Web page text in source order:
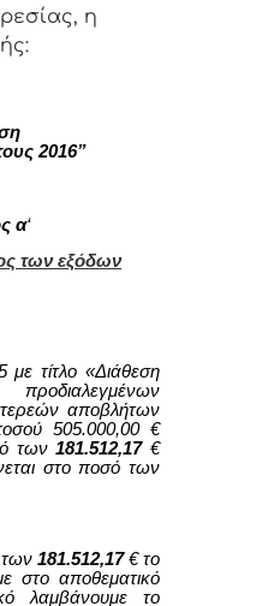
η
2016”
α‘
των εξόδων
τίτλο «Διάθεση
αποβλήτων
505.000,00 €
των181.512,17€
στο ποσό των
181.512,17€ το
στο αποθεματικό
λαμβάνουμε το